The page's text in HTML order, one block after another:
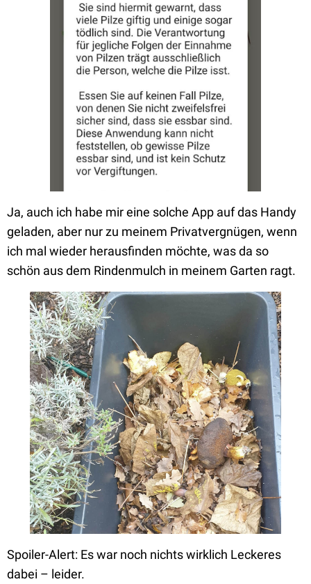
Ja, auch ich habe mir eine solche App auf das Handy
geladen, aber nur zu meinem Privatvergnügen, wenn
ich mal wieder herausfinden möchte, was da so
schön aus dem Rindenmulch in meinem Garten ragt.
Spoiler-Alert: Es war noch nichts wirklich Leckeres
dabei – leider.